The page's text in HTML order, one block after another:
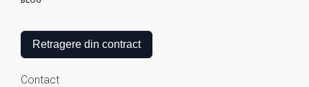
Retragere din contract
Contact